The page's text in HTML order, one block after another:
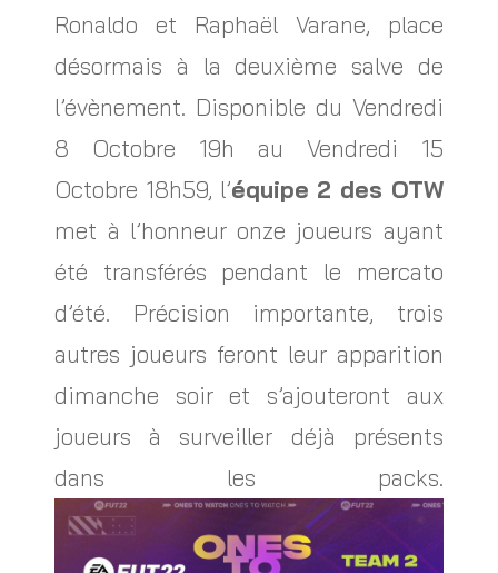
Ronaldo et Raphaël Varane, place
désormais à la deuxième salve de
l’évènement. Disponible du Vendredi
8 Octobre 19h au Vendredi 15
Octobre 18h59, l’équipe 2 des OTW
met à l’honneur onze joueurs ayant
été transférés pendant le mercato
d’été. Précision importante, trois
autres joueurs feront leur apparition
dimanche soir et s’ajouteront aux
joueurs à surveiller déjà présents
dans les packs.